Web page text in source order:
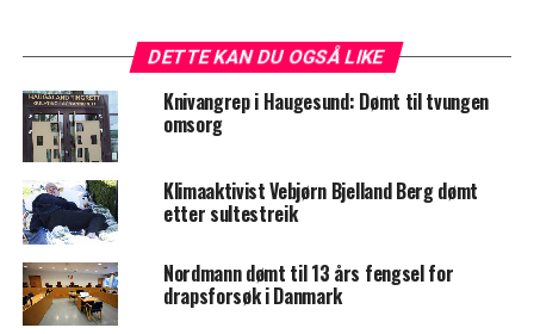
DETTE KAN DU OGSÅ LIKE
Knivangrep i Haugesund: Dømt til tvungen
omsorg
Klimaaktivist Vebjørn Bjelland Berg dømt
etter sultestreik
Nordmann dømt til 13 års fengsel for
drapsforsøk i Danmark